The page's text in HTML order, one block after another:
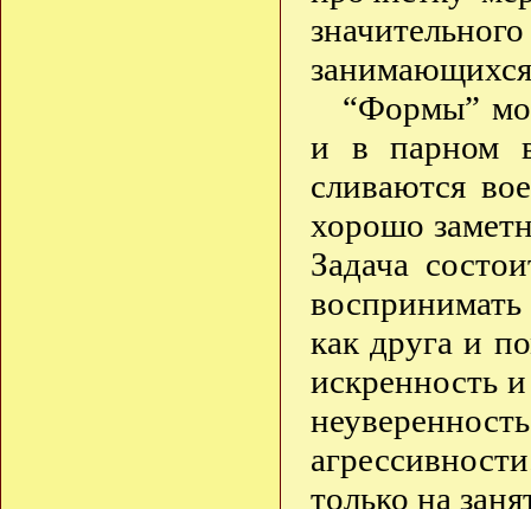
“Формы”
и в парном
сливаются
хорошо
Задача
как друга и
искренность
только на